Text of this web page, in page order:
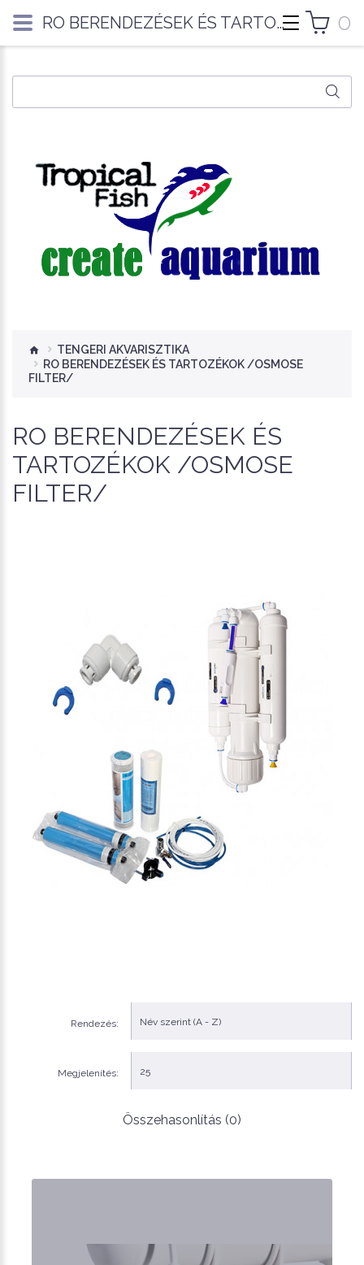
0
TENGERI AKVARISZTIKA
RO BERENDEZÉSEK ÉS TARTOZÉKOK /OSMOSE
FILTER/
RO BERENDEZÉSEK ÉS
TARTOZÉKOK /OSMOSE
FILTER/
Rendezés:
Megjelenítés:
Összehasonlítás (0)
RO BERENDEZÉSEK ÉS TARTOZÉKOK /OSMOSE FILTER/